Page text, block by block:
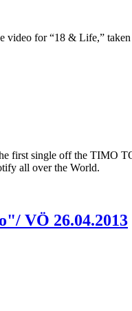
video for “18 & Life,”
first single off the
all over the World.
VÖ 26.04.2013